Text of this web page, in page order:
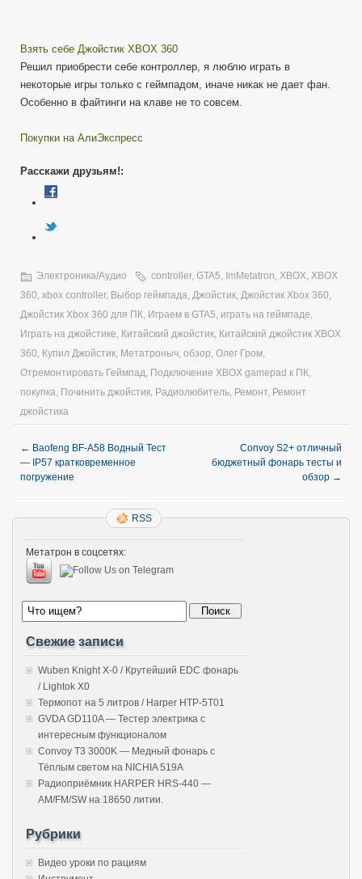
Взять себе Джойстик XBOX 360
Решил приобрести себе контроллер, я люблю играть в
некоторые игры только с геймпадом, иначе никак не дает фан.
Особенно в файтинги на клаве не то совсем.
Покупки на АлиЭкспресс
Расскажи друзьям!:
Электроника/Аудио controller, GTA5 ImMetatron XBOX XBOX
360 xbox controller, Выбор геймпада Джойстик Джойстик Xbox 360
Джойстик Xbox 360 для ПК Играем в GTA5 играть на геймпаде
Играть на джойстике Китайский джойстик Китайский джойстик XBOX
360 Купил Джойстик Метатроныч обзор Олег Гром
Отремонтировать Геймпад Подключение XBOX gamepad к ПК
покупка Починить джойстик Радиолюбитель Ремонт Ремонт
джойстика
← Baofeng BF-A58 Водный Тест
— IP57 кратковременное
погружение
Convoy S2+ отличный
бюджетный фонарь тесты и
обзор →
RSS
Метатрон в соцсетях:
Свежие записи
Wuben Knight X-0 / Крутейший EDC фонарь
/ Lightok X0
Термопот на 5 литров / Harper HTP-5T01
GVDA GD110A — Тестер электрика с
интересным функционалом
Convoy T3 3000K — Медный фонарь с
Тёплым светом на NICHIA 519A
Радиоприёмник HARPER HRS-440 —
AM/FM/SW на 18650 литии.
Рубрики
Видео уроки по рациям